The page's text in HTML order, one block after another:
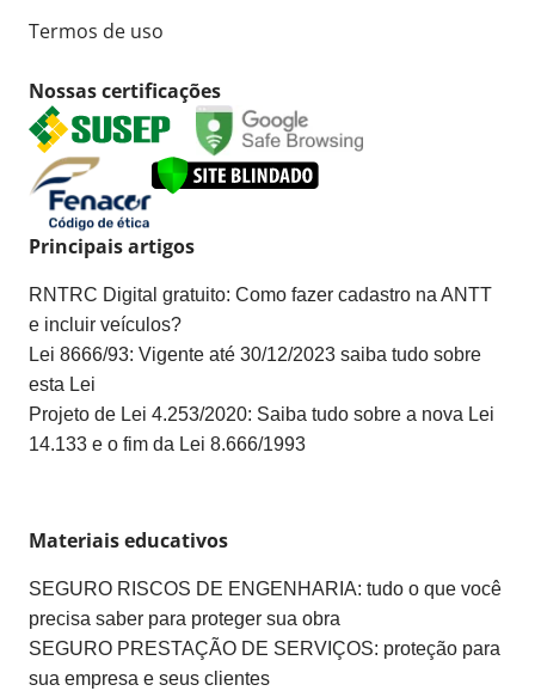
Termos de uso
Nossas certificações
Principais artigos
RNTRC Digital gratuito: Como fazer cadastro na ANTT
e incluir veículos?
Lei 8666/93: Vigente até 30/12/2023 saiba tudo sobre
esta Lei
Projeto de Lei 4.253/2020: Saiba tudo sobre a nova Lei
14.133 e o fim da Lei 8.666/1993
Materiais educativos
SEGURO RISCOS DE ENGENHARIA: tudo o que você
precisa saber para proteger sua obra
SEGURO PRESTAÇÃO DE SERVIÇOS: proteção para
sua empresa e seus clientes